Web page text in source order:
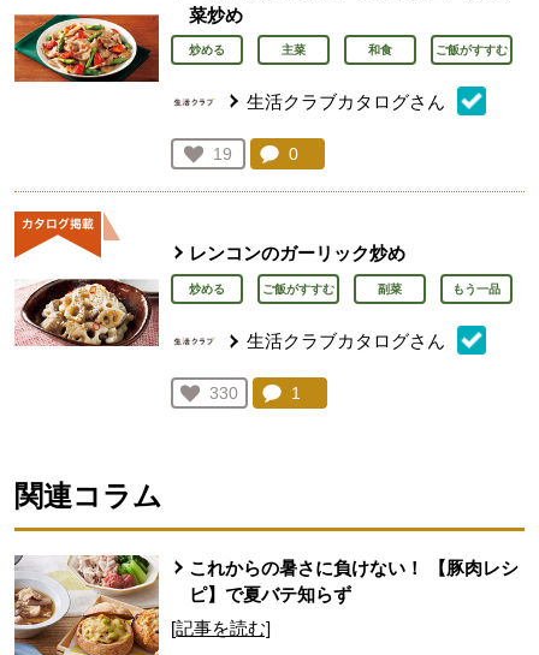
菜炒め
炒める 主菜 和食 ご飯がすすむ
生活クラブカタログさん
お気に入り登録：
19
人が登録
コメント：
0
レンコンのガーリック炒め
炒める ご飯がすすむ 副菜 もう一品
生活クラブカタログさん
お気に入り登録：
330
人が登録
コメント：
1
関連コラム
これからの暑さに負けない！ 【豚肉レシ
ピ】で夏バテ知らず
[記事を読む]